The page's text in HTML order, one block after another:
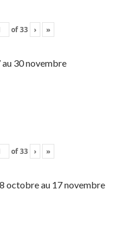
of33 › »
au 30 novembre
of33 › »
octobre au 17 novembre